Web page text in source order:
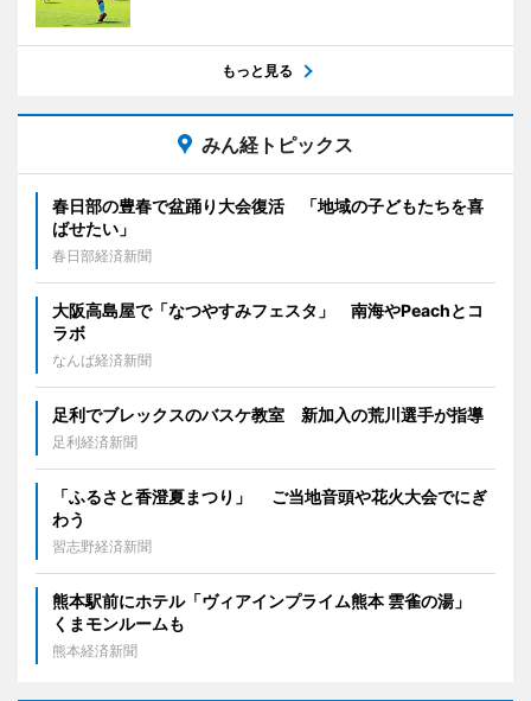
もっと見る
みん経トピックス
春日部の豊春で盆踊り大会復活 「地域の子どもたちを喜
ばせたい」
春日部経済新聞
大阪高島屋で「なつやすみフェスタ」 南海やPeachとコ
ラボ
なんば経済新聞
足利でブレックスのバスケ教室 新加入の荒川選手が指導
足利経済新聞
「ふるさと香澄夏まつり」 ご当地音頭や花火大会でにぎ
わう
習志野経済新聞
熊本駅前にホテル「ヴィアインプライム熊本 雲雀の湯」
くまモンルームも
熊本経済新聞